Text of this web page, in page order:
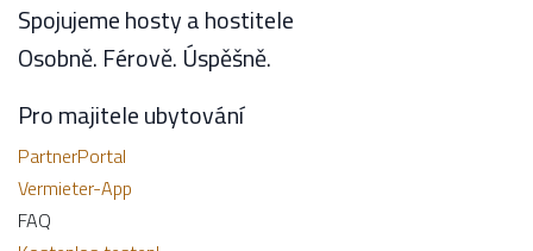
Spojujeme hosty a hostitele
Osobně. Férově. Úspěšně.
Pro majitele ubytování
PartnerPortal
Vermieter-App
FAQ